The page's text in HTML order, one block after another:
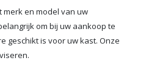
en model van uw
om bij uw aankoop te
geschikt is voor uw kast. Onze